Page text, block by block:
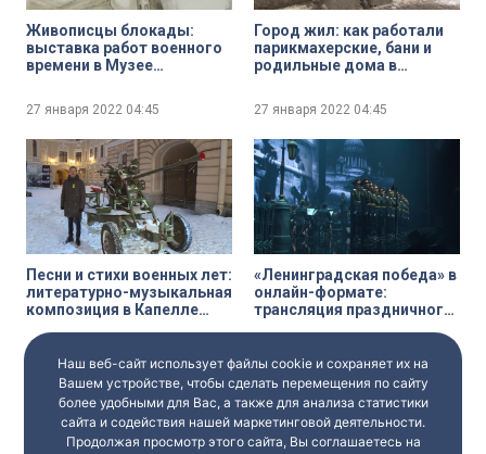
Живописцы блокады:
выставка работ военного
времени в Музее
27 января 2022 04:45
Город жил: как работали
парикмахерские, бани и
родильные дома в
27 января 2022 04:45
Песни и стихи военных лет:
литературно-музыкальная
композиция в Капелле
«Ленинградская победа» в
онлайн-формате:
трансляция праздничного
Наш веб-сайт использует файлы cookie и сохраняет их на
Вашем устройстве, чтобы сделать перемещения по сайту
более удобными для Вас, а также для анализа статистики
сайта и содействия нашей маркетинговой деятельности.
Продолжая просмотр этого сайта, Вы соглашаетесь на